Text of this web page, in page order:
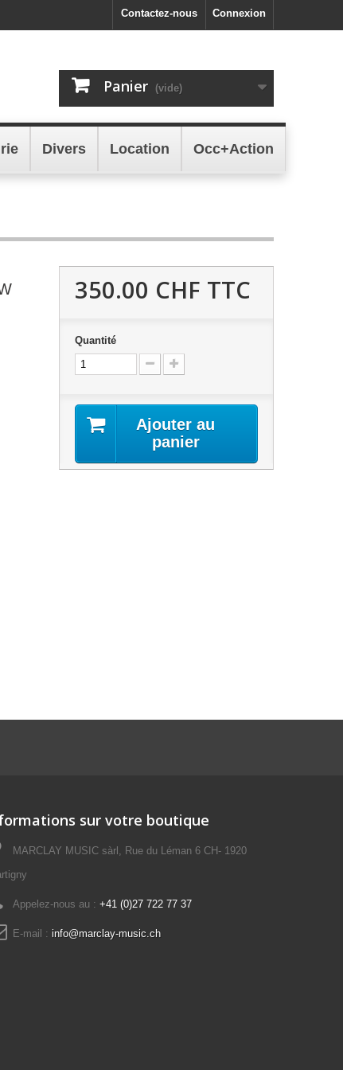
Connexion
Contactez-nous
Panier (vide)
Divers Location Occ+Action
350.00 CHF TTC
Quantité
Ajouter au
panier
sur votre boutique
MARCLAY MUSIC sàrl, Rue du Léman 6 CH- 1920
Appelez-nous au : +41 (0)27 722 77 37
E-mail : info@marclay-music.ch